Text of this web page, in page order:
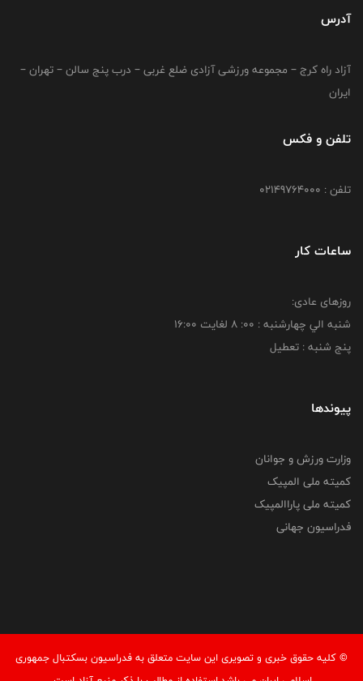
آدرس
آزاد راه کرج – مجموعه ورزشی آزادی ضلع غربی – درب پنج سالن – تهران –
ایران
تلفن و فکس
تلفن : 02149764000
ساعات کار
روزهای عادی:
شنبه الي چهارشنبه : 00: 8 لغايت 16:00
پنج شنبه : تعطیل
پیوندها
وزارت ورزش و جوانان
کمیته ملی المپیک
کمیته ملی پاراالمپیک
فدراسیون جهانی
© کليه حقوق خبری و تصويری اين سايت متعلق به فدراسیون بسکتبال جمهوری